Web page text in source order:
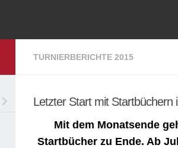
TURNIERBERICHTE 2015
Letzter Start mit
Mit dem Monatsende
Startbücher zu Ende. Ab